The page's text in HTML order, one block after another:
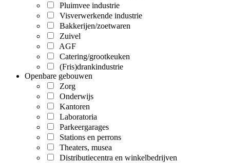
Pluimvee industrie
Visverwerkende industrie
Bakkerijen/zoetwaren
Zuivel
AGF
Catering/grootkeuken
(Fris)drankindustrie
Openbare gebouwen
Zorg
Onderwijs
Kantoren
Laboratoria
Parkeergarages
Stations en perrons
Theaters, musea
Distributiecentra en winkelbedrijven